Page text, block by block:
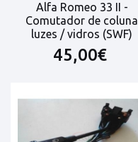
Alfa Romeo 33 II -
Comutador de coluna
luzes / vidros (SWF)
45,00€